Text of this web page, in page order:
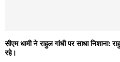
सीएम धामी ने राहुल गांधी पर साधा निशाना:
रहे।